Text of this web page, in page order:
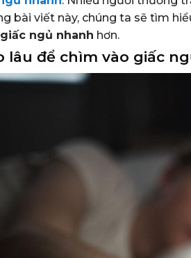
bài viết này, chúng ta sẽ tìm
ngủ nhanh hơn.
lâu để chìm vào giấc